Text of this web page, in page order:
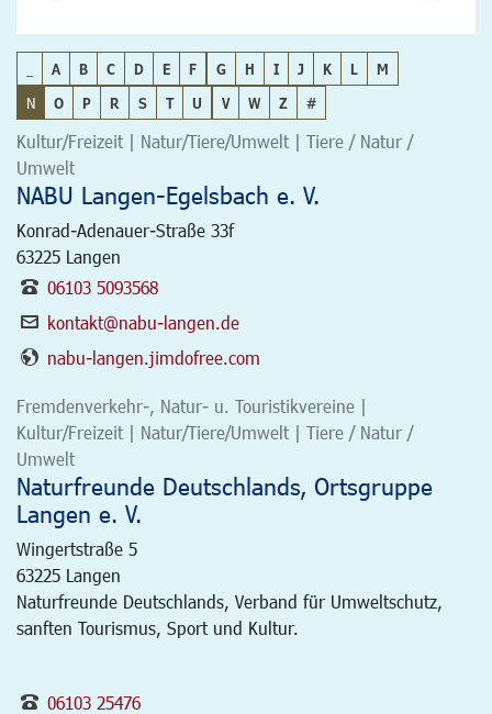
A B C D E F G H I J K L
M
N
O P R S T U V W Z #
Kultur/Freizeit | Natur/Tiere/Umwelt | Tiere / Natur /
Umwelt
NABU Langen-Egelsbach e. V.
Konrad-Adenauer-Straße 33f
63225 Langen
06103 5093568
kontakt@nabu-langen.de
nabu-langen.jimdofree.com
Fremdenverkehr-, Natur- u. Touristikvereine |
Kultur/Freizeit | Natur/Tiere/Umwelt | Tiere / Natur /
Umwelt
Naturfreunde Deutschlands, Ortsgruppe
Langen e. V.
Wingertstraße 5
63225 Langen
Naturfreunde Deutschlands, Verband für Umweltschutz,
sanften Tourismus, Sport und Kultur.
06103 25476